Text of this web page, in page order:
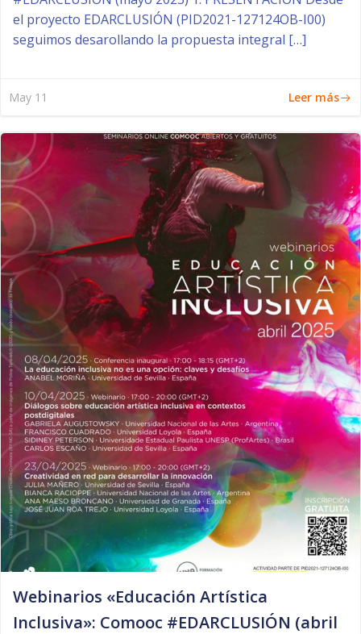
el proyecto EDARCLUSIÓN (PID2021-127124OB-I00)
seguimos desarollando la propuesta integral […]
May 11 Leer más
Webinarios «Educación Artística
Inclusiva»: Comooc #EDARCLUSIÓN (abril